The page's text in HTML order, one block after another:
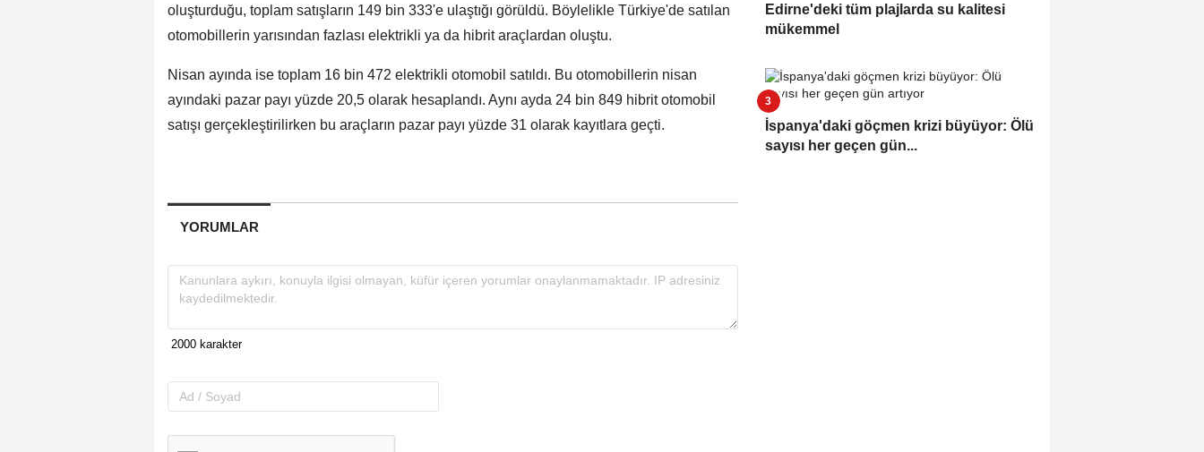
oluşturduğu, toplam satışların 149 bin 333'e ulaştığı görüldü. Böylelikle Türkiye'de satılan
otomobillerin yarısından fazlası elektrikli ya da hibrit araçlardan oluştu.
Nisan ayında ise toplam 16 bin 472 elektrikli otomobil satıldı. Bu otomobillerin nisan
ayındaki pazar payı yüzde 20,5 olarak hesaplandı. Aynı ayda 24 bin 849 hibrit otomobil
satışı gerçekleştirilirken bu araçların pazar payı yüzde 31 olarak kayıtlara geçti.
YORUMLAR
Edirne'deki tüm plajlarda su kalitesi
mükemmel
İspanya'daki göçmen krizi büyüyor: Ölü
sayısı her geçen gün...